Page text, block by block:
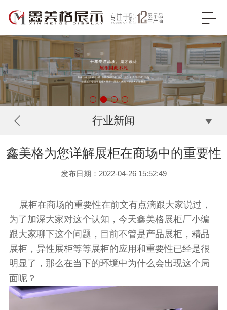
行业新闻
鑫美格为您详解展柜在商场中的重要性
发布日期：2022-04-26 15:52:49
展柜在商场的重要性在前文有点滴跟大家说过，
为了加深大家对这个认知，今天鑫美格展柜厂小编
跟大家聊下这个问题，目前不管是产品展柜，精品
展柜，异性展柜等等展柜的应用和重要性已经是很
明显了，那么在当下的环境中为什么会出现这个局
面呢？